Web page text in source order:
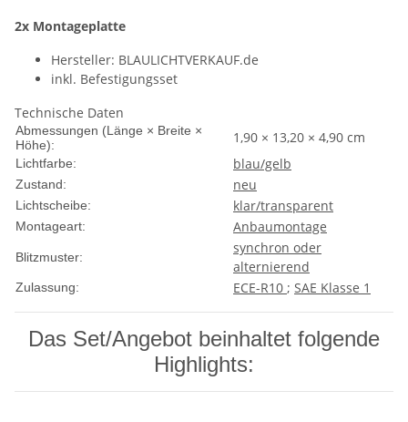
2x Montageplatte
Hersteller: BLAULICHTVERKAUF.de
inkl. Befestigungsset
Technische Daten
Abmessungen (Länge × Breite ×
Höhe):
1,90 × 13,20 × 4,90 cm
Lichtfarbe: blau/gelb
Zustand: neu
Lichtscheibe: klar/transparent
Montageart: Anbaumontage
Blitzmuster:
synchron oder
alternierend
Zulassung: ECE-R10 ; SAE Klasse 1
Das Set/Angebot beinhaltet folgende
Highlights: